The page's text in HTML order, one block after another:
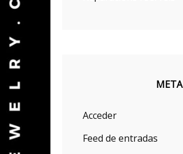
META
Acceder
Feed de entradas